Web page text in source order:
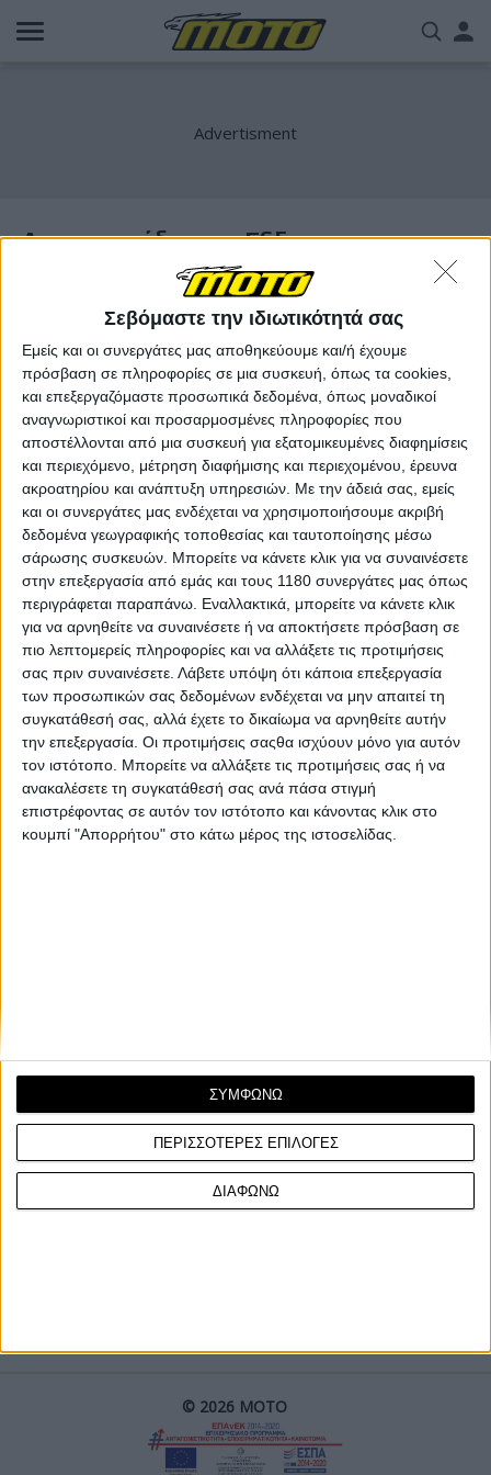
Σεβόμαστε την ιδιωτικότητά σας
Εμείς και οι συνεργάτες μας αποθηκεύουμε και/ή έχουμε
πρόσβαση σε πληροφορίες σε μια συσκευή, όπως τα cookies,
και επεξεργαζόμαστε προσωπικά δεδομένα, όπως μοναδικοί
αναγνωριστικοί και προσαρμοσμένες πληροφορίες που
αποστέλλονται από μια συσκευή για εξατομικευμένες διαφημίσεις
και περιεχόμενο, μέτρηση διαφήμισης και περιεχομένου, έρευνα
ακροατηρίου και ανάπτυξη υπηρεσιών. Με την άδειά σας, εμείς
και οι συνεργάτες μας ενδέχεται να χρησιμοποιήσουμε ακριβή
δεδομένα γεωγραφικής τοποθεσίας και ταυτοποίησης μέσω
σάρωσης συσκευών. Μπορείτε να κάνετε κλικ για να συναινέσετε
στην επεξεργασία από εμάς και τους 1180 συνεργάτες μας όπως
περιγράφεται παραπάνω. Εναλλακτικά, μπορείτε να κάνετε κλικ
για να αρνηθείτε να συναινέσετε ή να αποκτήσετε πρόσβαση σε
πιο λεπτομερείς πληροφορίες και να αλλάξετε τις προτιμήσεις
σας πριν συναινέσετε. Λάβετε υπόψη ότι κάποια επεξεργασία
των προσωπικών σας δεδομένων ενδέχεται να μην απαιτεί τη
συγκατάθεσή σας, αλλά έχετε το δικαίωμα να αρνηθείτε αυτήν
την επεξεργασία. Οι προτιμήσεις σαςθα ισχύουν μόνο για αυτόν
τον ιστότοπο. Μπορείτε να αλλάξετε τις προτιμήσεις σας ή να
ανακαλέσετε τη συγκατάθεσή σας ανά πάσα στιγμή
επιστρέφοντας σε αυτόν τον ιστότοπο και κάνοντας κλικ στο
κουμπί "Απορρήτου" στο κάτω μέρος της ιστοσελίδας.
ΠΕΡΙΣΣΟΤΕΡΕΣ ΕΠΙΛΟΓΕΣ
ΔΙΑΦΩΝΩ
ΣΥΜΦΩΝΩ
Παράκαμψη
προς
Αυτοκινητόδρομος Ε65
Επικαιρότητα 24/7/2026
Αυτοκινητόδρομος Ε65: Παραδίδονται στην
κυκλοφορία τα τελευταία 46 χιλιόμετρα
Σήμερα, 24 Ιουλίου 2026, παραδίδονται στην κυκλοφορία και
τα τελευταία 46 χιλιόμετρα σε σύνολο 182,1 χλμ., ενώ χτες
πραγματοποιήθηκαν τα επίσημα εγκαίνια της ενιαίας
λειτουργίας του. Το έργο σίγουρ...
Επικαιρότητα
Αυτοκινητόδρομος Ε65: Έτοιμα στα μέσα του 2026
τα τελευταία 45,5 χλμ.
Αυτοψία στο υπό κατασκευή βόρειο τμήμα του
ΓΙΝΕ ΣΥΝΔΡΟΜΗΤΗΣ
© 2026 ΜΟΤΟ